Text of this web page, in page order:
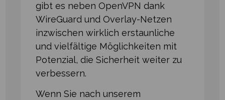
gibt es neben OpenVPN dank
WireGuard und Overlay-Netzen
inzwischen wirklich erstaunliche
und vielfältige Möglichkeiten mit
Potenzial, die Sicherheit weiter zu
verbessern.
Wenn Sie nach unserem